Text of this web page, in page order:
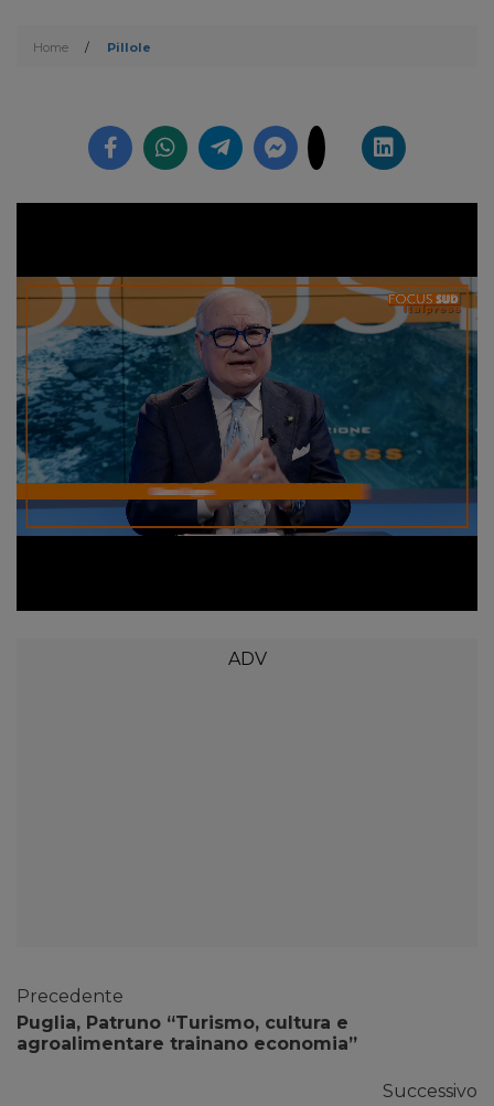
Home / Pillole
Precedente
Puglia, Patruno “Turismo, cultura e
agroalimentare trainano economia”
Successivo